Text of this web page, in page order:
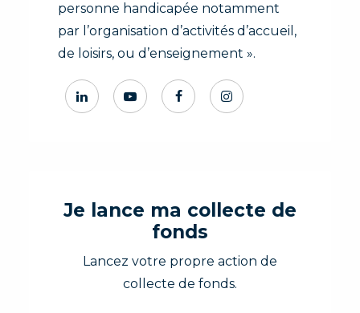
personne handicapée notamment
par l’organisation d’activités d’accueil,
de loisirs, ou d’enseignement ».
Je lance ma collecte de
fonds
Lancez votre propre action de
collecte de fonds.